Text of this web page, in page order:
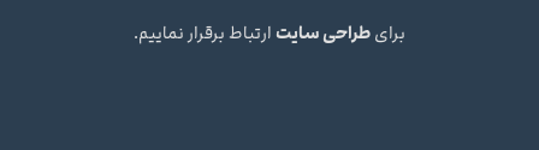
برایطراحی سایت ارتباط برقرار نماییم.